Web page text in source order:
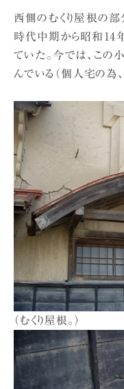
西側のむくり屋根の部
時代中期から昭和14
ていた。今では、この
んでいる（個人宅の為
（むくり屋根。）